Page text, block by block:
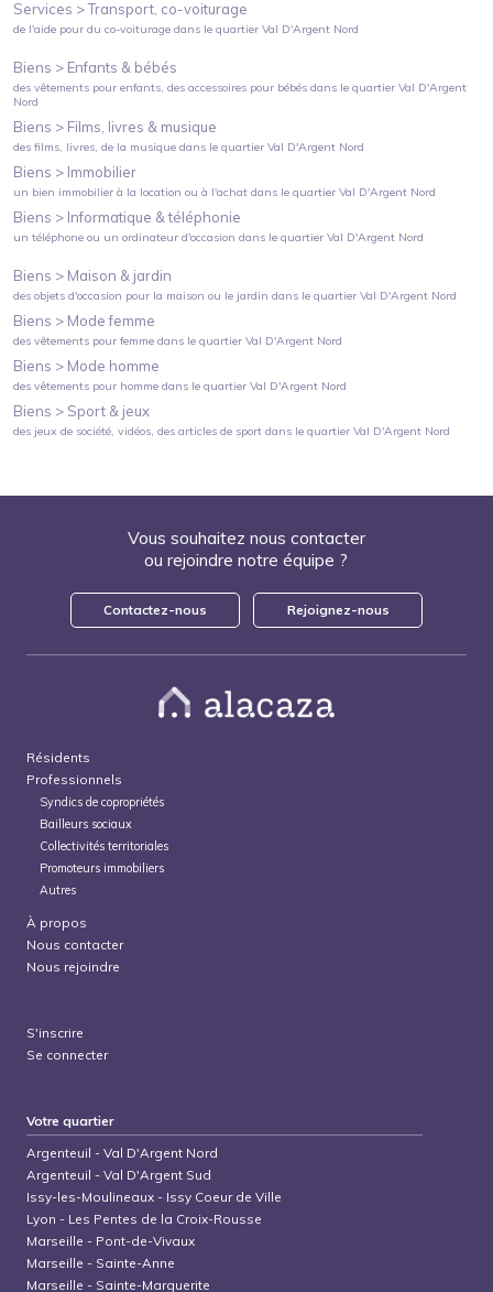
Services >Transport, co-voiturage
de l'aide pour du co-voiturage dans le quartierVal D'Argent Nord
Biens > Enfants & bébés
des vêtements pour enfants, des accessoires pour bébés dans le quartierVal D'Argent
Nord
Biens > Films, livres & musique
des films, livres, de la musique dans le quartierVal D'Argent Nord
Biens > Immobilier
un bien immobilier à la location ou à l'achat dans le quartierVal D'Argent Nord
Biens > Informatique & téléphonie
un téléphone ou un ordinateur d'occasion dans le quartierVal D'Argent Nord
Biens > Maison & jardin
des objets d'occasion pour la maison ou le jardin dans le quartierVal D'Argent Nord
Biens > Mode femme
des vêtements pour femme dans le quartierVal D'Argent Nord
Biens > Mode homme
des vêtements pour homme dans le quartierVal D'Argent Nord
Biens > Sport & jeux
des jeux de société, vidéos, des articles de sport dans le quartierVal D'Argent Nord
Vous souhaitez nous contacter
ou rejoindre notre équipe ?
Contactez-nous Rejoignez-nous
Résidents
Professionnels
Syndics de copropriétés
Bailleurs sociaux
Collectivités territoriales
Promoteurs immobiliers
Autres
À propos
Nous contacter
Nous rejoindre
S'inscrire
Se connecter
Votre quartier
Argenteuil -Val D'Argent Nord
Argenteuil -Val D'Argent Sud
Issy-les-Moulineaux - Issy Coeur de Ville
Lyon - Les Pentes de la Croix-Rousse
Marseille - Pont-de-Vivaux
Marseille - Sainte-Anne
Marseille - Sainte-Marguerite